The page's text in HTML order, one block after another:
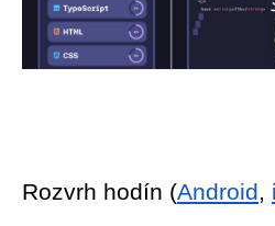
Rozvrh hodín (Android,